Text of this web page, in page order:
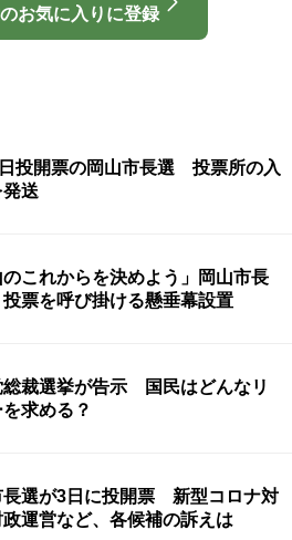
お気に入りに登録
投開票の岡山市長選 投票所の入
送
のこれからを決めよう」岡山市長
票を呼び掛ける懸垂幕設置
総裁選挙が告示 国民はどんなリ
求める？
長選が3日に投開票 新型コロナ対
運営など、各候補の訴えは